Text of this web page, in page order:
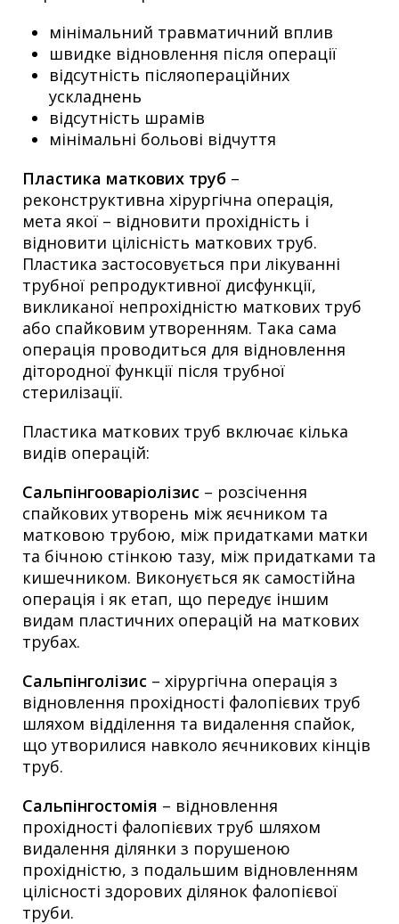
мінімальний травматичний вплив
швидке відновлення після операції
відсутність післяопераційних
ускладнень
відсутність шрамів
мінімальні больові відчуття
Пластика маткових труб –
реконструктивна хірургічна операція,
мета якої – відновити прохідність і
відновити цілісність маткових труб.
Пластика застосовується при лікуванні
трубної репродуктивної дисфункції,
викликаної непрохідністю маткових труб
або спайковим утворенням. Така сама
операція проводиться для відновлення
дітородної функції після трубної
стерилізації.
Пластика маткових труб включає кілька
видів операцій:
Сальпінгооваріолізис – розсічення
спайкових утворень між яєчником та
матковою трубою, між придатками матки
та бічною стінкою тазу, між придатками та
кишечником. Виконується як самостійна
операція і як етап, що передує іншим
видам пластичних операцій на маткових
трубах.
Cальпінголізис – хірургічна операція з
відновлення прохідності фалопієвих труб
шляхом відділення та видалення спайок,
що утворилися навколо яєчникових кінців
труб.
Сальпінгостомія – відновлення
прохідності фалопієвих труб шляхом
видалення ділянки з порушеною
прохідністю, з подальшим відновленням
цілісності здорових ділянок фалопієвої
труби.